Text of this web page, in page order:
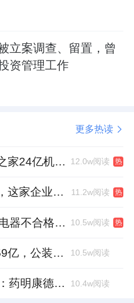
立案调查、留置，曾
资管理工作
更多热读
家居卖场首单！居然之家24亿机构间REITs获深交所无异议函 12.0w阅读 热
藏在家居供应链深处，这家企业正在悄悄转型 11.2w阅读 热
重庆抽检44批次照明电器不合格，木林森全资子公司被点名 10.5w阅读 热
金螳螂二季度新签单59亿，公装业务贡献逾八成 10.5w阅读
从“市梦率”到“硬实力”：药明康德如何用业绩填平2021年估值鸿沟？ 10.4w阅读